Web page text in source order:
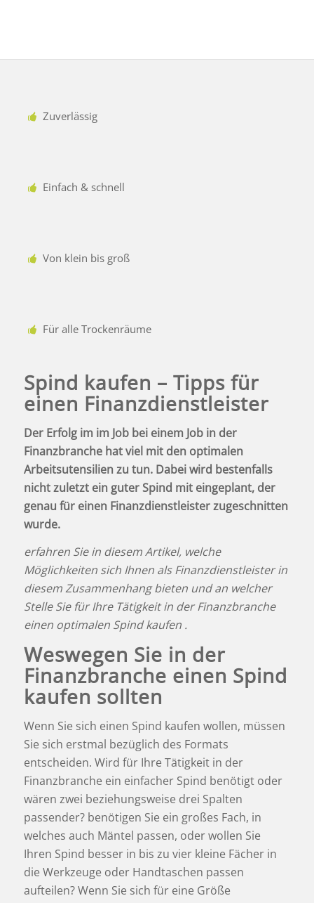
Zuverlässig
Einfach & schnell
Von klein bis groß
Für alle Trockenräume
Spind kaufen – Tipps für
einen Finanzdienstleister
Der Erfolg im im Job bei einem Job in der
Finanzbranche hat viel mit den optimalen
Arbeitsutensilien zu tun. Dabei wird bestenfalls
nicht zuletzt ein guter Spind mit eingeplant, der
genau für einen Finanzdienstleister zugeschnitten
wurde.
erfahren Sie in diesem Artikel, welche
Möglichkeiten sich Ihnen als Finanzdienstleister in
diesem Zusammenhang bieten und an welcher
Stelle Sie für Ihre Tätigkeit in der Finanzbranche
einen optimalen Spind kaufen .
Weswegen Sie in der
Finanzbranche einen Spind
kaufen sollten
Wenn Sie sich einen Spind kaufen wollen, müssen
Sie sich erstmal bezüglich des Formats
entscheiden. Wird für Ihre Tätigkeit in der
Finanzbranche ein einfacher Spind benötigt oder
wären zwei beziehungsweise drei Spalten
passender? benötigen Sie ein großes Fach, in
welches auch Mäntel passen, oder wollen Sie
Ihren Spind besser in bis zu vier kleine Fächer in
die Werkzeuge oder Handtaschen passen
aufteilen? Wenn Sie sich für eine Größe